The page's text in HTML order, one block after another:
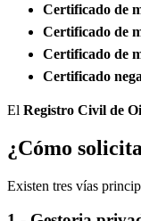
Certificado de
Certificado de
Certificado de
Certificado
El Registro Civil de
¿Cómo
Existen tres vías